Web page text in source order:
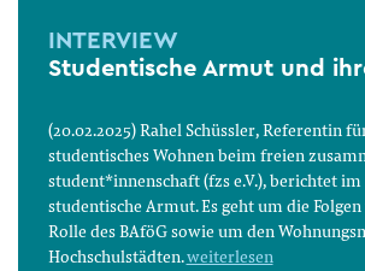
INTERVIEW
Studentische Armut und
(20.02.2025) Rahel Schüssler, Referentin
studentisches Wohnen beim freien
student*innenschaft (fzs e.V.), berichtet
studentische Armut. Es geht um die
Rolle des BAföG sowie um den
Hochschulstädten.weiterlesen